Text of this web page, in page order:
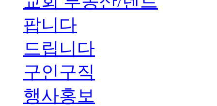
팝니다
드립니다
구인구직
행사홍보